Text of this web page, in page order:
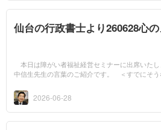
仙台の行政書士より260628心
本日は障がい者福祉経営セミナーに出席いた
中信生先生の言葉のご紹介です。 ＜すでにそう
り」というメッ...
2026-06-28